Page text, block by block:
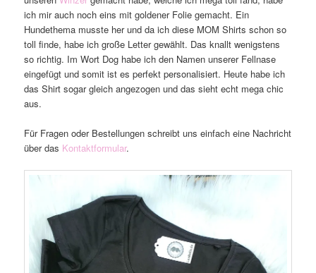
ich mir auch noch eins mit goldener Folie gemacht. Ein
Hundethema musste her und da ich diese MOM Shirts schon so
toll finde, habe ich große Letter gewählt. Das knallt wenigstens
so richtig. Im Wort Dog habe ich den Namen unserer Fellnase
eingefügt und somit ist es perfekt personalisiert. Heute habe ich
das Shirt sogar gleich angezogen und das sieht echt mega chic
aus.
Für Fragen oder Bestellungen schreibt uns einfach eine Nachricht
über das Kontaktformular.